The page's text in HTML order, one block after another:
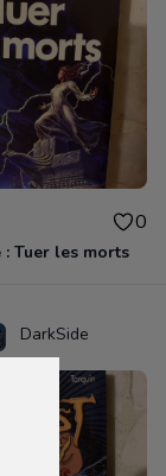
0
Tuer les morts
DarkSide